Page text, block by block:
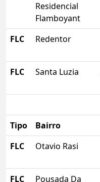
Residencial
Flamboyant
FLC Redentor
FLC Santa Luzia
Tipo
Bairro
FLC
Otavio Rasi
FLC
Pousada Da